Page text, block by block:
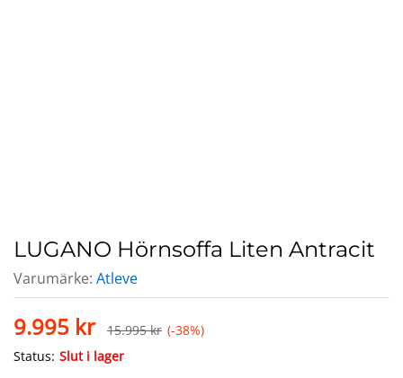
LUGANO Hörnsoffa Liten Antracit
Varumärke: Atleve
9.995 kr 15.995kr (-38%)
Status: Slut i lager